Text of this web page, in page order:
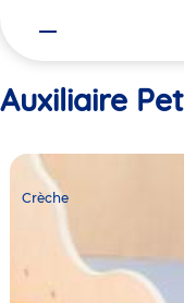
Auxiliaire
Crèche
Babilou
Suresnes
Carnot
Crèche